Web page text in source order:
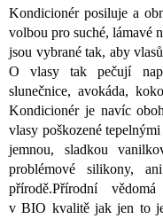
Kondicionér posiluje a
volbou pro suché, lámavé
jsou vybrané tak, aby
O vlasy tak pečují
slunečnice, avokáda,
Kondicionér je navíc
vlasy poškozené
jemnou, sladkou
problémové silikony,
přírodě.Přírodní
v BIO kvalitě jak jen to